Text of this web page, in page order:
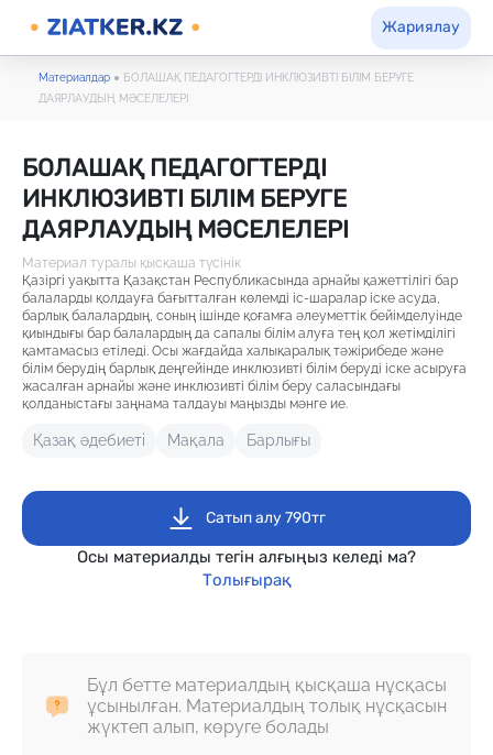
Жариялау
Материалдар ● БОЛАШАҚ ПЕДАГОГТЕРДІ ИНКЛЮЗИВТІ БІЛІМ БЕРУГЕ
ДАЯРЛАУДЫҢ МӘСЕЛЕЛЕРІ
БОЛАШАҚ ПЕДАГОГТЕРДІ
ИНКЛЮЗИВТІ БІЛІМ БЕРУГЕ
ДАЯРЛАУДЫҢ МӘСЕЛЕЛЕРІ
Материал туралы қысқаша түсінік
Қазіргі уақытта Қазақстан Республикасында арнайы қажеттілігі бар
балаларды қолдауға бағытталған көлемді іс-шаралар іске асуда,
барлық балалардың, соның ішінде қоғамға әлеуметтік бейімделуінде
қиындығы бар балалардың да сапалы білім алуға тең қол жетімділігі
қамтамасыз етіледі. Осы жағдайда халықаралық тәжірибеде және
білім берудің барлық деңгейінде инклюзивті білім беруді іске асыруға
жасалған арнайы және инклюзивті білім беру саласындағы
қолданыстағы заңнама талдауы маңызды мәнге ие.
Қазақ әдебиеті Мақала Барлығы
Сатып алу 790тг
Осы материалды тегін алғыңыз келеді ма?
Толығырақ
Бұл бетте материалдың қысқаша нұсқасы
ұсынылған. Материалдың толық нұсқасын
жүктеп алып, көруге болады